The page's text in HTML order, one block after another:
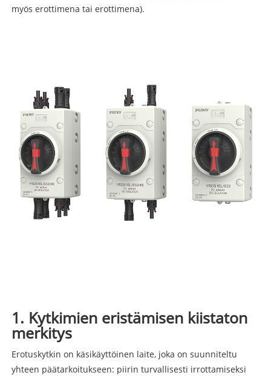
myös erottimena tai erottimena).
1. Kytkimien eristämisen kiistaton
merkitys
Erotuskytkin on käsikäyttöinen laite, joka on suunniteltu
yhteen päätarkoitukseen: piirin turvallisesti irrottamiseksi